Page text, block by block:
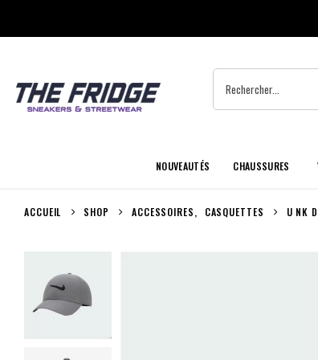
NOUVEAUTÉS CHAUSSURES
ACCUEIL SHOP ACCESSOIRES, CASQUETTES U NK